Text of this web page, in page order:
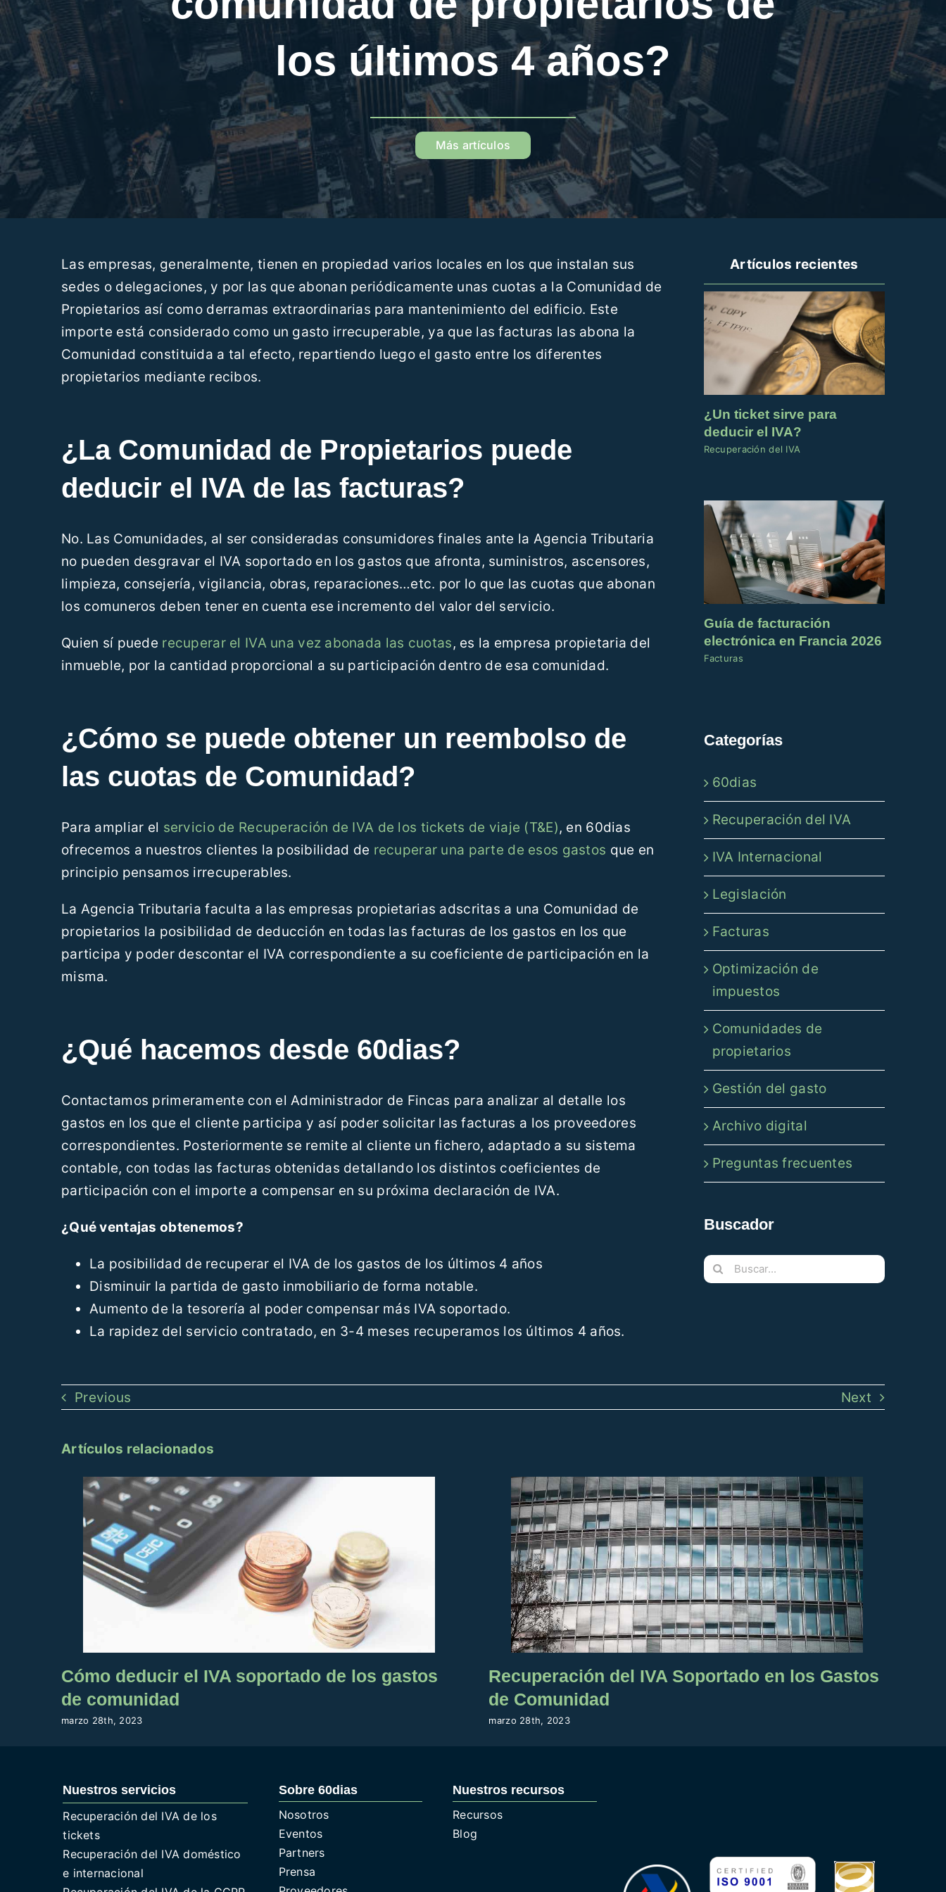
los últimos 4 años?
Más artículos
Las empresas, generalmente, tienen en propiedad varios locales en los que instalan sus
sedes o delegaciones, y por las que abonan periódicamente unas cuotas a la Comunidad de
Propietarios así como derramas extraordinarias para mantenimiento del edificio. Este
importe está considerado como un gasto irrecuperable, ya que las facturas las abona la
Comunidad constituida a tal efecto, repartiendo luego el gasto entre los diferentes
propietarios mediante recibos.
¿La Comunidad de Propietarios puede
deducir el IVA de las facturas?
No. Las Comunidades, al ser consideradas consumidores finales ante la Agencia Tributaria
no pueden desgravar el IVA soportado en los gastos que afronta, suministros, ascensores,
limpieza, consejería, vigilancia, obras, reparaciones…etc. por lo que las cuotas que abonan
los comuneros deben tener en cuenta ese incremento del valor del servicio.
Quien sí puede recuperar el IVA una vez abonada las cuotas, es la empresa propietaria del
inmueble, por la cantidad proporcional a su participación dentro de esa comunidad.
¿Cómo se puede obtener un reembolso de
las cuotas de Comunidad?
Para ampliar el servicio de Recuperación de IVA de los tickets de viaje (T&E), en 60dias
ofrecemos a nuestros clientes la posibilidad de recuperar una parte de esos gastos que en
principio pensamos irrecuperables.
La Agencia Tributaria faculta a las empresas propietarias adscritas a una Comunidad de
propietarios la posibilidad de deducción en todas las facturas de los gastos en los que
participa y poder descontar el IVA correspondiente a su coeficiente de participación en la
misma.
¿Qué hacemos desde 60dias?
Contactamos primeramente con el Administrador de Fincas para analizar al detalle los
gastos en los que el cliente participa y así poder solicitar las facturas a los proveedores
correspondientes. Posteriormente se remite al cliente un fichero, adaptado a su sistema
contable, con todas las facturas obtenidas detallando los distintos coeficientes de
participación con el importe a compensar en su próxima declaración de IVA.
¿Qué ventajas obtenemos?
La posibilidad de recuperar el IVA de los gastos de los últimos 4 años
Disminuir la partida de gasto inmobiliario de forma notable.
Aumento de la tesorería al poder compensar más IVA soportado.
La rapidez del servicio contratado, en 3-4 meses recuperamos los últimos 4 años.
Artículos recientes
¿Un ticket sirve para
deducir el IVA?
Recuperación del IVA
Guía de facturación
electrónica en Francia 2026
Facturas
Categorías
60dias
Recuperación del IVA
IVA Internacional
Legislación
Facturas
Optimización de
impuestos
Comunidades de
propietarios
Gestión del gasto
Archivo digital
Preguntas frecuentes
Buscador
Buscar:
Previous Next
Artículos relacionados
Cómo deducir el IVA soportado de los gastos
de comunidad
marzo 28th, 2023
Recuperación del IVA Soportado en los Gastos
de Comunidad
marzo 28th, 2023
Nuestros servicios
Recuperación del IVA de los
tickets
Recuperación del IVA doméstico
e internacional
Sobre 60dias
Nosotros
Eventos
Partners
Prensa
Nuestros recursos
Recursos
Blog